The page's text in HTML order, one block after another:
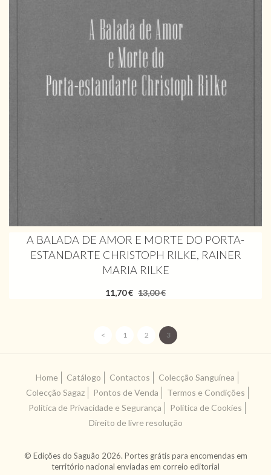
A BALADA DE AMOR E MORTE DO PORTA-
ESTANDARTE CHRISTOPH RILKE, RAINER
MARIA RILKE
11,70 € 13,00 €
< 1 2 3
Home Catálogo Contactos
Colecção Sanguínea
Colecção Sagaz
Pontos de Venda
Termos e Condições
Política de Privacidade e Segurança
Política de Cookies
Direito de livre resolução
© Edições do Saguão 2026. Portes grátis para encomendas em
território nacional enviadas em correio editorial